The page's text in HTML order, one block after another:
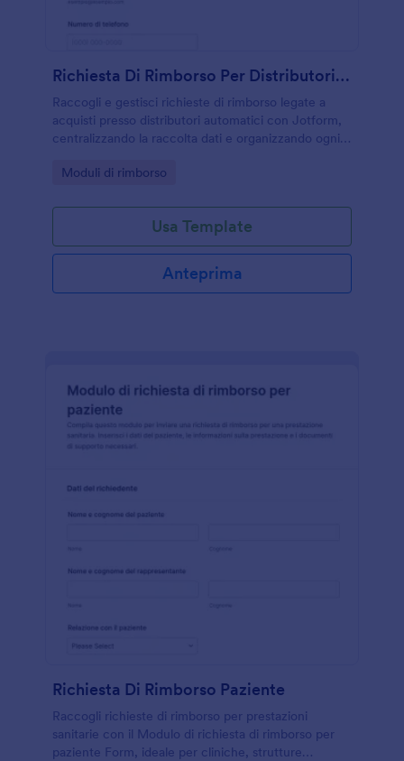
Richiesta Di Rimborso Per Distributori Automatici
Raccogli e gestisci richieste di rimborso legate a
acquisti presso distributori automatici con Jotform,
centralizzando la raccolta dati e organizzando ogni
Go to Category:
Moduli di rimborso
Usa Template
Anteprima
Richiesta Di Rimborso Paziente
Raccogli richieste di rimborso per prestazioni
sanitarie con il Modulo di richiesta di rimborso per
paziente Form, ideale per cliniche, strutture